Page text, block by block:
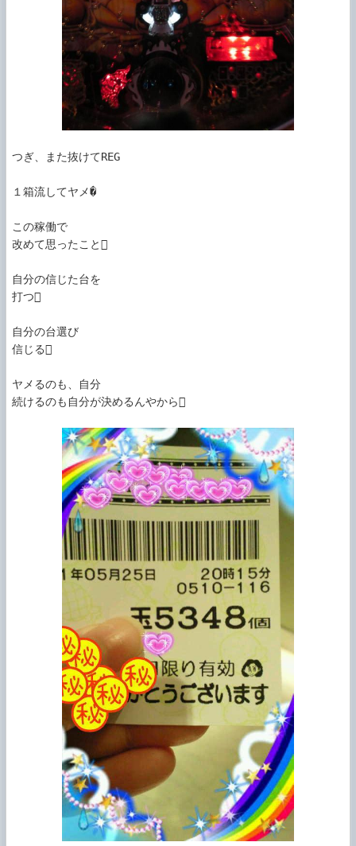
つぎ、また抜けてREG
１箱流してヤメ�
この稼働で
改めて思ったこと
自分の信じた台を
打つ
自分の台選び
信じる
ヤメるのも、自分
続けるのも自分が決めるんやから